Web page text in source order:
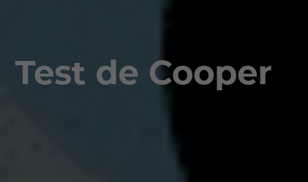
Test de Cooper